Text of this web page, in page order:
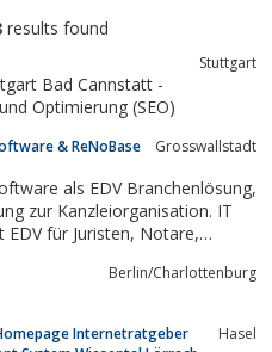
results found
Stuttgart
Bad Cannstatt -
Hosting und Optimierung (SEO)
& ReNoBase
Grosswallstadt
als EDV Branchenlösung,
zur Kanzleiorganisation. IT
Juristen, Notare,
geeignet wie für etablierte Kanzleien aller Größenordnungen, da...
Berlin/Charlottenburg
Internetratgeber
Hasel